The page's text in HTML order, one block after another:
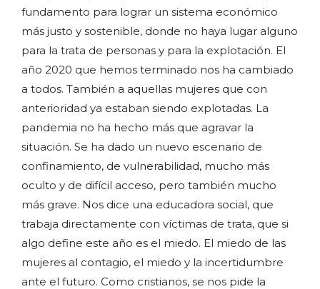
fundamento para lograr un sistema económico
más justo y sostenible, donde no haya lugar alguno
para la trata de personas y para la explotación. El
año 2020 que hemos terminado nos ha cambiado
a todos. También a aquellas mujeres que con
anterioridad ya estaban siendo explotadas. La
pandemia no ha hecho más que agravar la
situación. Se ha dado un nuevo escenario de
confinamiento, de vulnerabilidad, mucho más
oculto y de difícil acceso, pero también mucho
más grave. Nos dice una educadora social, que
trabaja directamente con víctimas de trata, que si
algo define este año es el miedo. El miedo de las
mujeres al contagio, el miedo y la incertidumbre
ante el futuro. Como cristianos, se nos pide la